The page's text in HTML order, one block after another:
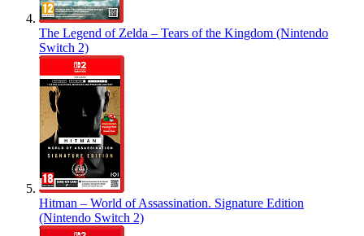
The Legend of Zelda – Tears of the Kingdom (Nintendo
Switch 2)
Hitman – World of Assassination. Signature Edition
(Nintendo Switch 2)